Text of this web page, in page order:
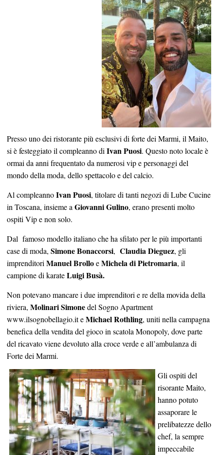
Presso uno dei ristorante più esclusivi di forte dei Marmi, il Maito,
si è festeggiato il compleanno diIvan Puosi. Questo noto locale è
ormai da anni frequentato da numerosi vip e personaggi del
mondo della moda, dello spettacolo e del calcio.
Al compleannoIvan Puosi, titolare di tanti negozi di Lube Cucine
in Toscana, insieme aGiovanni Gulino, erano presenti molto
ospiti Vip e non solo.
Dal famoso modello italiano che ha sfilato per le più importanti
case di moda, Simone Bonaccorsi, Claudia Dieguez, gli
imprenditoriManuel BrolloeMichela di Pietromaria, il
campione di karateLuigi Busà.
Non potevano mancare i due imprenditori e re della movida della
riviera, Molinari Simonedel Sogno Apartment
www.ilsognobellagio.iteMichael Rothling, uniti nella campagna
benefica della vendita del gioco in scatola Monopoly, dove parte
del ricavato viene devoluto alla croce verde e all’ambulanza di
Forte dei Marmi.
Gli ospiti del
risorante Maito,
hanno potuto
assaporare le
prelibatezze dello
chef, la sempre
impeccabile